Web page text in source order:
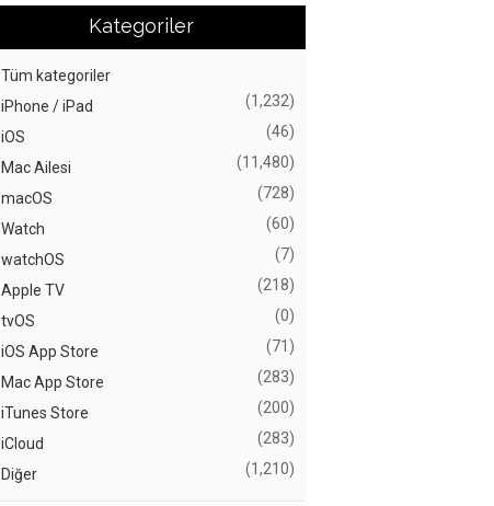
Kategoriler
Tüm kategoriler
iPhone / iPad
(1,232)
iOS (46)
Mac Ailesi (11,480)
macOS (728)
Watch (60)
watchOS (7)
Apple TV (218)
tvOS (0)
iOS App Store (71)
Mac App Store (283)
iTunes Store (200)
iCloud (283)
Diğer (1,210)